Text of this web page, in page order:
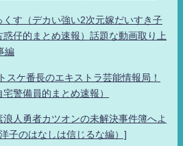
くす（デカい強い2次元嫁だいすき子
仔的まとめ速報）話題な動画取り上
編
スケ番長のエキストラ芸能情報局！
警備員的まとめ速報）
人勇者カツオンの未解決事件簿へよ
子のはなしは信じるな編）]